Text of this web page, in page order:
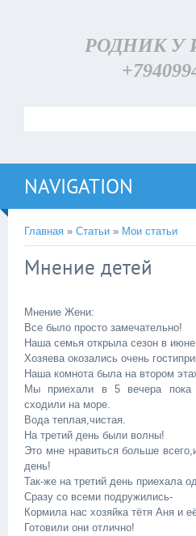
РОДНИК У
NAVIGATION
Главная » Статьи » Мои статьи
Мнение детей
Мнение Жени:
Все было просто замечательно!
Наша семья открыла сезон в
Хозяева окозались очень
Наша комнота была на втором
Мы приехали в 5 вечера пока
сходили на море.
Вода теплая,чистая.
На третий день были волны!
Это мне нравиться больше
день!
Так-же на третий день приехала
Сразу со всеми подружились-
Кормила нас хозяйка тётя Аня и
Готовили они отлично!